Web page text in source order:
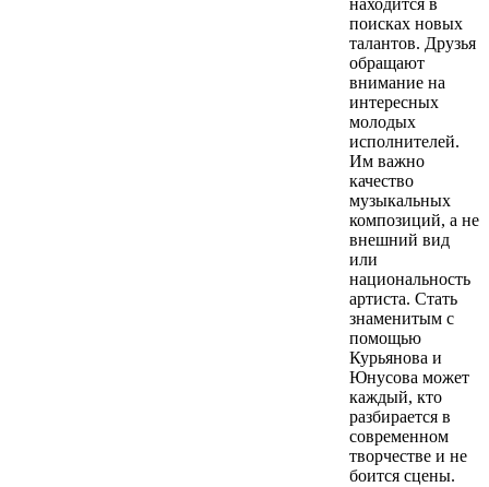
находится в
поисках новых
талантов. Друзья
обращают
внимание на
интересных
молодых
исполнителей.
Им важно
качество
музыкальных
композиций, а не
внешний вид
или
национальность
артиста. Стать
знаменитым с
помощью
Курьянова и
Юнусова может
каждый, кто
разбирается в
современном
творчестве и не
боится сцены.